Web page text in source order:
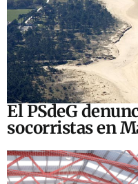
El PSdeG
socorristas en